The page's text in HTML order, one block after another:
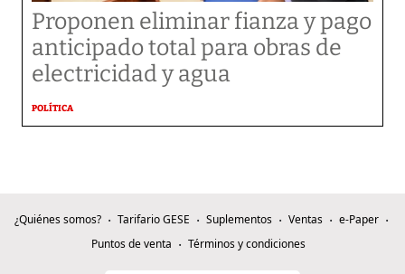
Proponen eliminar fianza y pago
anticipado total para obras de
electricidad y agua
POLÍTICA
¿Quiénes somos? Tarifario GESE Suplementos Ventas
e-Paper
Puntos de venta
Términos y condiciones